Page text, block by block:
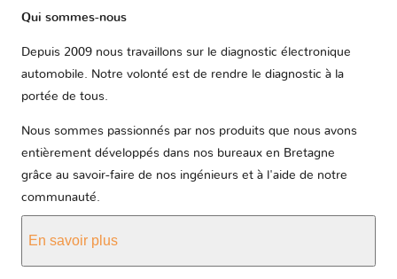
Qui sommes-nous
Depuis 2009 nous travaillons sur le diagnostic électronique
automobile. Notre volonté est de rendre le diagnostic à la
portée de tous.
Nous sommes passionnés par nos produits que nous avons
entièrement développés dans nos bureaux en Bretagne
grâce au savoir-faire de nos ingénieurs et à l'aide de notre
communauté.
En savoir plus